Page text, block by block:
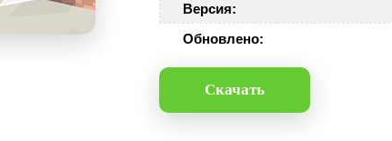
Версия:
Обновлено:
Скачать